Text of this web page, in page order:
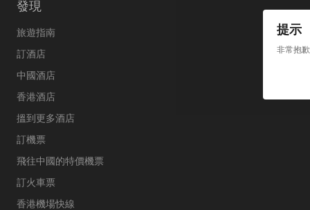
提示
非常抱
發現
旅遊指南
訂酒店
中國酒店
香港酒店
搵到更多酒店
訂機票
飛往中國的特價機票
訂火車票
香港機場快線